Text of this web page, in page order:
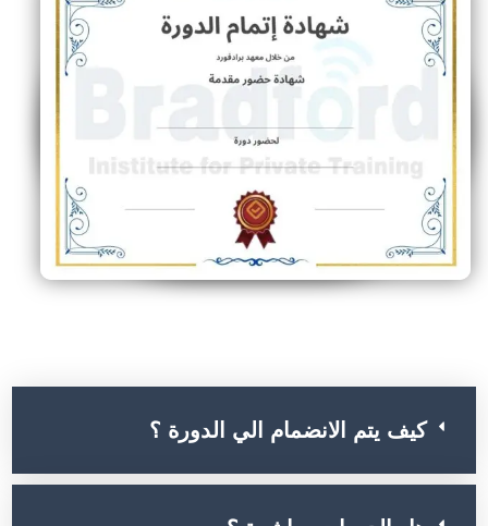
كيف يتم الانضمام الي الدورة ؟